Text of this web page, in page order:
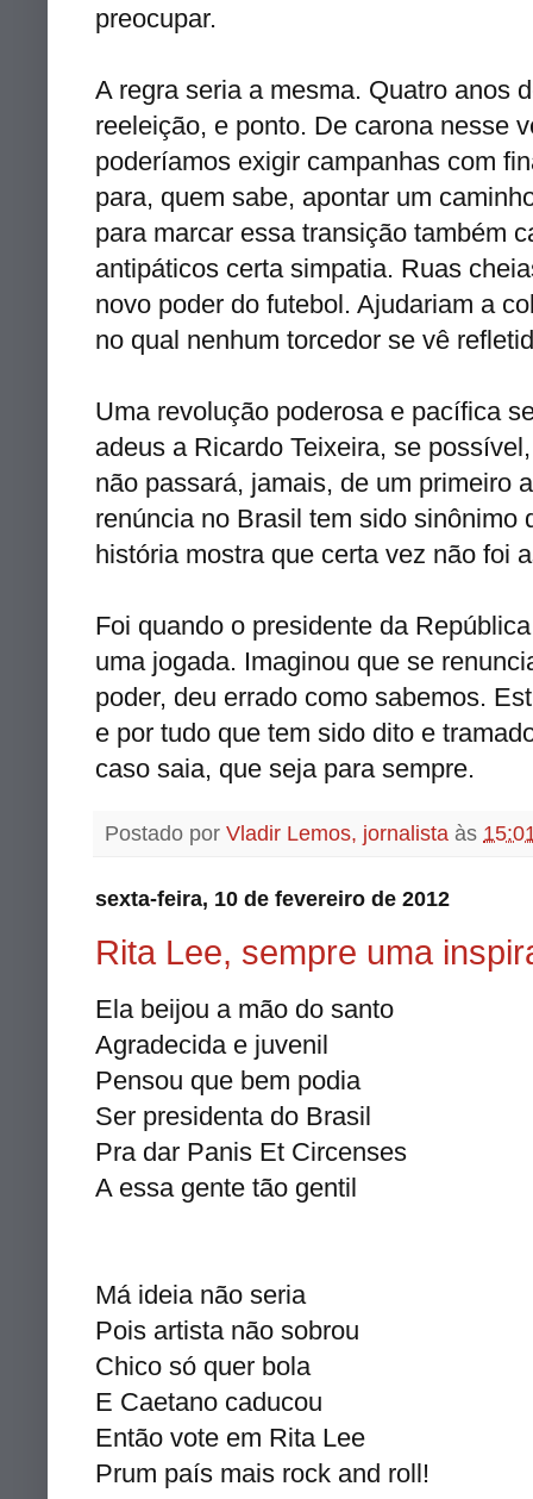
preocupar.
A regra seria a mesma. Quatro anos
reeleição, e ponto. De carona nesse
poderíamos exigir campanhas com
para, quem sabe, apontar um
para marcar essa transição também
antipáticos certa simpatia. Ruas
novo poder do futebol. Ajudariam a
no qual nenhum torcedor se vê
Uma revolução poderosa e pacífica
adeus a Ricardo Teixeira, se
não passará, jamais, de um primeiro
renúncia no Brasil tem sido sinônimo
história mostra que certa vez não foi
Foi quando o presidente da
uma jogada. Imaginou que se
poder, deu errado como sabemos.
e por tudo que tem sido dito e
caso saia, que seja para sempre.
Postado por Vladir Lemos, jornalista às
sexta-feira, 10 de fevereiro de 2012
Rita Lee, sempre uma
Ela beijou a mão do santo
Agradecida e juvenil
Pensou que bem podia
Ser presidenta do Brasil
Pra dar Panis Et Circenses
A essa gente tão gentil
Má ideia não seria
Pois artista não sobrou
Chico só quer bola
E Caetano caducou
Então vote em Rita Lee
Prum país mais rock and roll!